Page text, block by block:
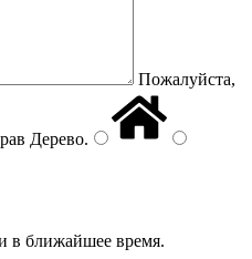
Пожалуйста,
Дерево.
в ближайшее время.